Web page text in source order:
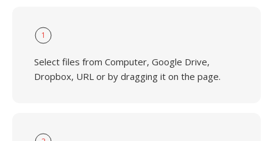
1
Select files from Computer, Google Drive,
Dropbox, URL or by dragging it on the page.